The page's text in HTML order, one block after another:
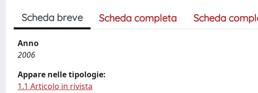
Scheda breve Scheda completa Scheda
Anno
2006
Appare nelle tipologie:
1.1 Articolo in rivista